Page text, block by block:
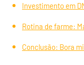
Investimento em
Rotina de farme:
Conclusão: Bora